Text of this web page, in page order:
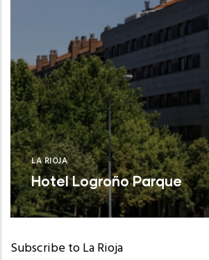
LA RIOJA
Hotel Logroño Parque
Subscribe to La Rioja